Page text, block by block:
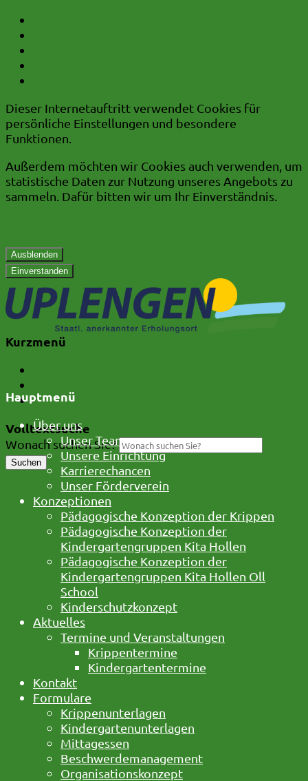
Dieser Internetauftritt verwendet Cookies für
persönliche Einstellungen und besondere
Funktionen.
Außerdem möchten wir Cookies auch verwenden, um
statistische Daten zur Nutzung unseres Angebots zu
sammeln. Dafür bitten wir um Ihr Einverständnis.
Ausblenden
Einverstanden
Kurzmenü
Impressum und Datenschutz
Volltextsuche
Wonach suchen Sie?
Suchen
Hauptmenü
Über uns
Unser Team
Unsere Einrichtung
Karrierechancen
Unser Förderverein
Konzeptionen
Pädagogische Konzeption der Krippen
Pädagogische Konzeption der
Kindergartengruppen Kita Hollen
Pädagogische Konzeption der
Kindergartengruppen Kita Hollen Oll
School
Kinderschutzkonzept
Aktuelles
Termine und Veranstaltungen
Krippentermine
Kindergartentermine
Kontakt
Formulare
Krippenunterlagen
Kindergartenunterlagen
Mittagessen
Beschwerdemanagement
Organisationskonzept